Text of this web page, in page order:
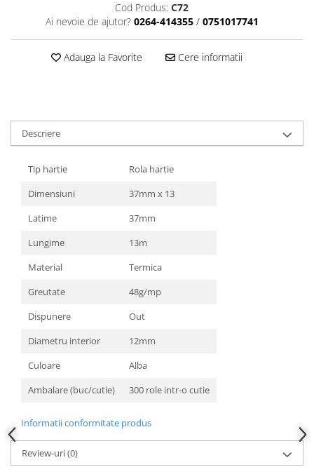
Cod Produs: C72
Ai nevoie de ajutor? 0264-414355 / 0751017741
Adauga la Favorite Cere informatii
Descriere
Tip hartie
Rola hartie
Dimensiuni
37mm x 13
Latime
37mm
Lungime
13m
Material
Termica
Greutate
48g/mp
Dispunere
Out
Diametru interior
12mm
Culoare
Alba
Ambalare (buc/cutie)
300 role intr-o cutie
Informatii conformitate produs
Review-uri(0)